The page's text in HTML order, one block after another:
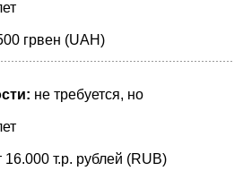
грвен (UAH)
не требуется, но
16.000 т.р. рублей (RUB)